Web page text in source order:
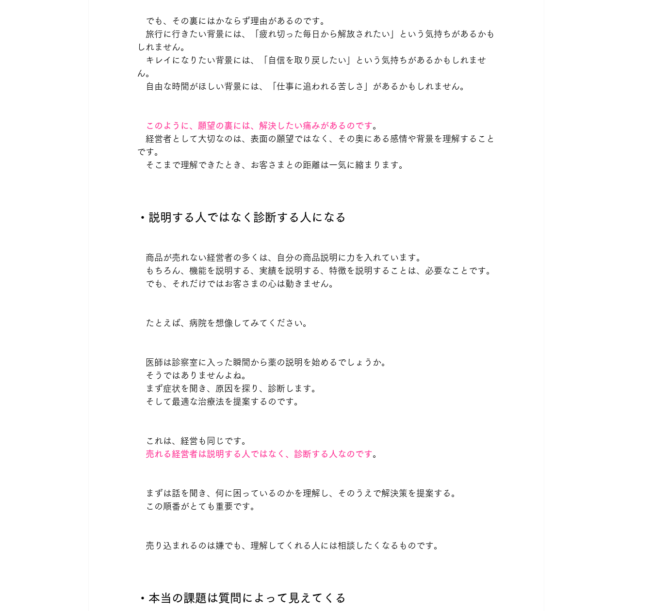
でも、その裏にはかならず理由があるのです。
旅行に行きたい背景には、「疲れ切った毎日から解放されたい」という気持ちがあるかも
しれません。
キレイになりたい背景には、「自信を取り戻したい」という気持ちがあるかもしれませ
ん。
自由な時間がほしい背景には、「仕事に追われる苦しさ」があるかもしれません。
このように、願望の裏には、解決したい痛みがあるのです。
経営者として大切なのは、表面の願望ではなく、その奥にある感情や背景を理解すること
です。
そこまで理解できたとき、お客さまとの距離は一気に縮まります。
・説明する人ではなく診断する人になる
商品が売れない経営者の多くは、自分の商品説明に力を入れています。
もちろん、機能を説明する、実績を説明する、特徴を説明することは、必要なことです。
でも、それだけではお客さまの心は動きません。
たとえば、病院を想像してみてください。
医師は診察室に入った瞬間から薬の説明を始めるでしょうか。
そうではありませんよね。
まず症状を聞き、原因を探り、診断します。
そして最適な治療法を提案するのです。
これは、経営も同じです。
売れる経営者は説明する人ではなく、診断する人なのです。
まずは話を聞き、何に困っているのかを理解し、そのうえで解決策を提案する。
この順番がとても重要です。
売り込まれるのは嫌でも、理解してくれる人には相談したくなるものです。
・本当の課題は質問によって見えてくる